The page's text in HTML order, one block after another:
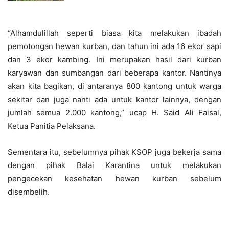
“Alhamdulillah seperti biasa kita melakukan ibadah
pemotongan hewan kurban, dan tahun ini ada 16 ekor sapi
dan 3 ekor kambing. Ini merupakan hasil dari kurban
karyawan dan sumbangan dari beberapa kantor. Nantinya
akan kita bagikan, di antaranya 800 kantong untuk warga
sekitar dan juga nanti ada untuk kantor lainnya, dengan
jumlah semua 2.000 kantong,” ucap H. Said Ali Faisal,
Ketua Panitia Pelaksana.
Sementara itu, sebelumnya pihak KSOP juga bekerja sama
dengan pihak Balai Karantina untuk melakukan
pengecekan kesehatan hewan kurban sebelum
disembelih.